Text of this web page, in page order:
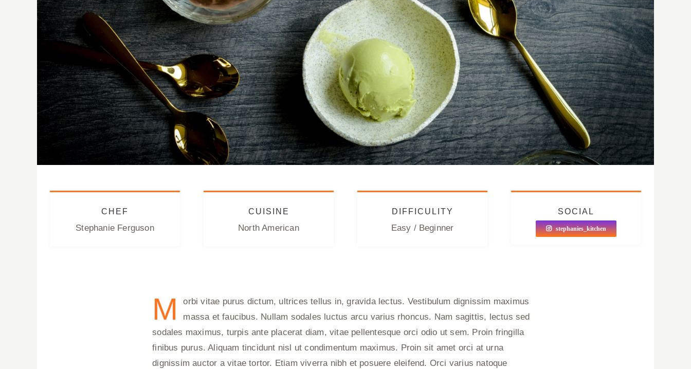
CHEF
Stephanie Ferguson
CUISINE
North American
DIFFICULITY
Easy / Beginner
SOCIAL
stephanies_kitchen
M
orbi vitae purus dictum, ultrices tellus in, gravida lectus. Vestibulum dignissim maximus
massa et faucibus. Nullam sodales luctus arcu varius rhoncus. Nam sagittis, lectus sed
sodales maximus, turpis ante placerat diam, vitae pellentesque orci odio ut sem. Proin fringilla
finibus purus. Aliquam tincidunt nisl ut condimentum maximus. Proin sit amet orci at urna
dignissim auctor a vitae tortor. Etiam viverra nibh et posuere eleifend. Orci varius natoque